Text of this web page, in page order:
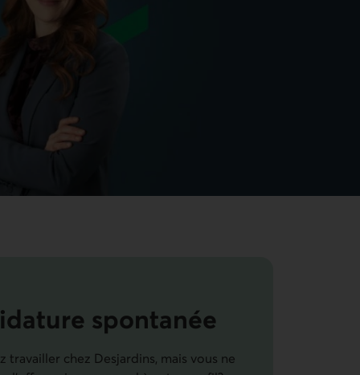
spontanée
travailler chez Desjardins, mais vous ne